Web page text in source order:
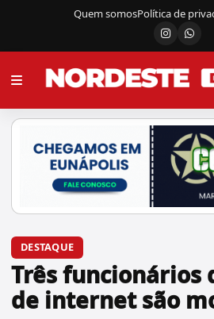
Quem somosPolítica de
Instagram
DESTAQUE
Três funcionários
de internet são